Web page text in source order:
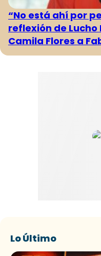
“No está ahí por
reflexión de
Camila Flores a
Lo Último